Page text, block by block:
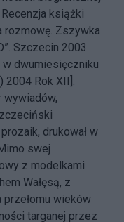
książki
rozmowę. Zszywka
Szczecin 2003
w dwumiesięczniku
2004 Rok XII]:
wywiadów,
drukował w
swej
z modelkami
Wałęsą, z
wieków
targanej przez